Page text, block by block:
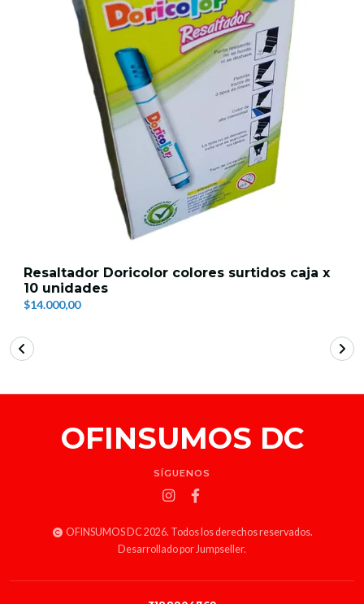
Resaltador Doricolor colores surtidos caja x
10 unidades
$14.000,00
OFINSUMOS DC
SÍGUENOS
OFINSUMOS DC 2026. Todos los derechos reservados.
Desarrollado por Jumpseller.